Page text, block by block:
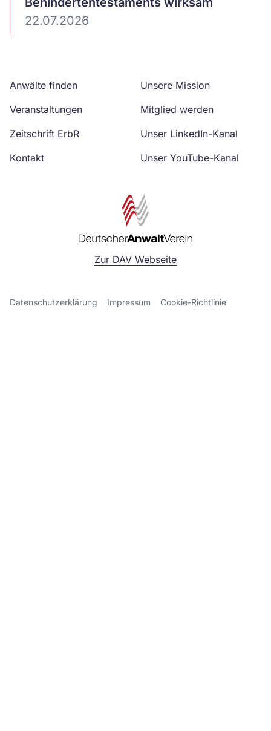
22.07.2026
Anwälte finden
Veranstaltungen
Zeitschrift ErbR
Kontakt
Unsere Mission
Mitglied werden
Unser LinkedIn-Kanal
Unser YouTube-Kanal
Zur DAV Webseite
Datenschutzerklärung Impressum Cookie-Richtlinie